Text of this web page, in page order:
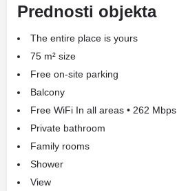
Prednosti objekta
The entire place is yours
75 m² size
Free on-site parking
Balcony
Free WiFi In all areas • 262 Mbps
Private bathroom
Family rooms
Shower
View